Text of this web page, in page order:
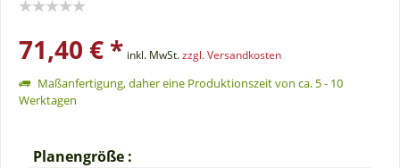
71,40 € * inkl. MwSt.zzgl. Versandkosten
Maßanfertigung, daher eine Produktionszeit von ca. 5 - 10
Werktagen
Planengröße :